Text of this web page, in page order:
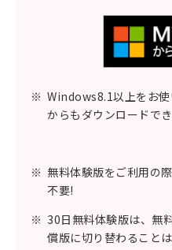
※ Windows8.1以上をお
からもダウンロードでき
※ 無料体験版をご利用の
不要!
※ 30日無料体験版は、無
償版に切り替わること